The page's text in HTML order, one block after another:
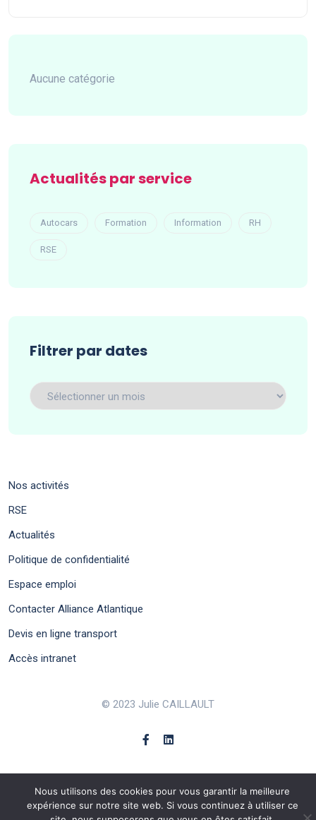
Aucune catégorie
Actualités par service
Autocars Formation Information RH
RSE
Filtrer par dates
Filtrer
par
Nos activités
RSE
Actualités
Politique de confidentialité
Espace emploi
Contacter Alliance Atlantique
Devis en ligne transport
Accès intranet
© 2023 Julie CAILLAULT
Nous utilisons des cookies pour vous garantir la meilleure
expérience sur notre site web. Si vous continuez à utiliser ce